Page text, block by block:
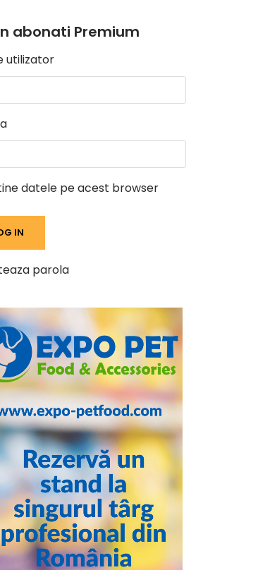
abonati Premium
utilizator
datele pe acest browser
parola